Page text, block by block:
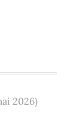
2026)